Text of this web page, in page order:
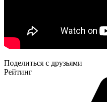
Поделиться с друзьями
Рейтинг